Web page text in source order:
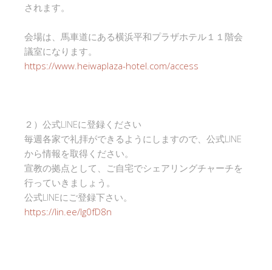
されます。
会場は、馬車道にある横浜平和プラザホテル１１階会
議室になります。
https://www.heiwaplaza-hotel.com/access
２）公式LINEに登録ください
毎週各家で礼拝ができるようにしますので、公式LINE
から情報を取得ください。
宣教の拠点として、ご自宅でシェアリングチャーチを
行っていきましょう。
公式LINEにご登録下さい。
https://lin.ee/Ig0fD8n